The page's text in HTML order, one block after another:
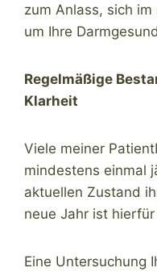
zum Anlass, sich
um Ihre
Regelmäßige
Klarheit
Viele meiner
mindestens einmal
aktuellen Zustand
neue Jahr ist
Eine Untersuchung